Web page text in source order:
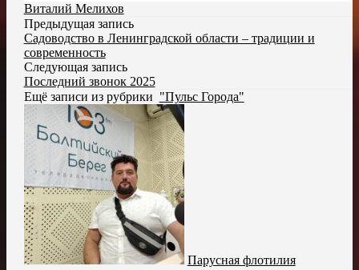
Виталий Мелихов
Предыдущая запись
Садоводство в Ленинградской области – традиции и
современность
Следующая запись
Последний звонок 2025
Ещё записи из рубрики "Пульс Города"
Парусная флотилия